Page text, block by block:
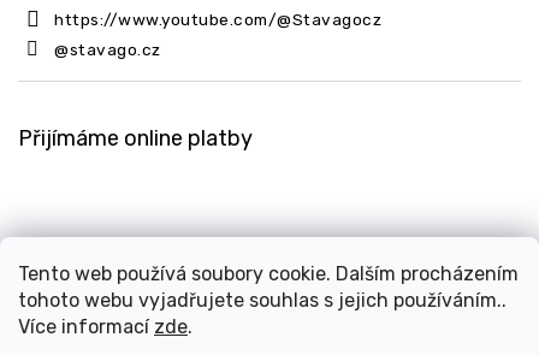
Tento web používá soubory cookie. Dalším procházením
tohoto webu vyjadřujete souhlas s jejich používáním..
Více informací zde.
https://www.youtube.com/@Stavagocz
@stavago.cz
Přijímáme online platby
Copyright 2026